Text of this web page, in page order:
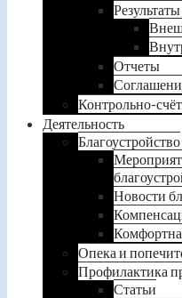
Отчеты
Контрольно-
Деятельность
Благоустройство
Новости
Опека и
Профилактика
Статьи